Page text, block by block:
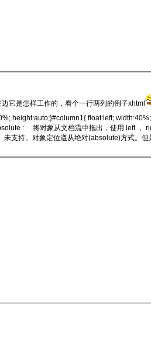
是怎样工作的，看个一行两列的例子xhtml
height:auto;}#column1{ float:left;
: 将对象从文档流中拖出，使用 left ，
支持。对象定位遵从绝对(absolute)方式。